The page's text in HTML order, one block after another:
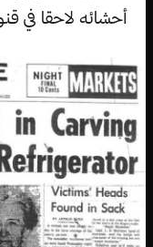
أحشائه لاحقا في